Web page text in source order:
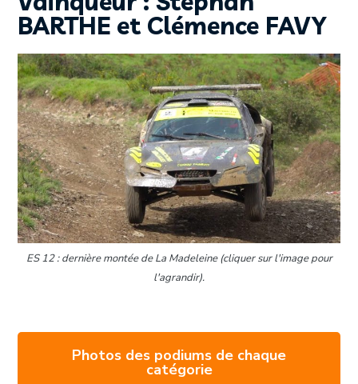
BARTHE et Clémence FAVY
ES 12 : dernière montée de La Madeleine (cliquer sur l'image pour
l'agrandir).
Photos des podiums de chaque
catégorie